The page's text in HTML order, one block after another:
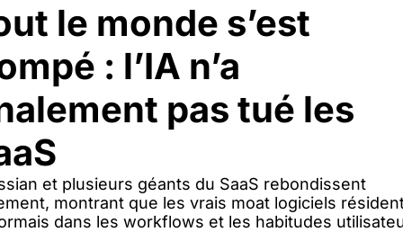
le monde s’est
: l’IA n’a
pas tué les
et plusieurs géants du SaaS rebondissent
montrant que les vrais moat logiciels
dans les workflows et les habitudes